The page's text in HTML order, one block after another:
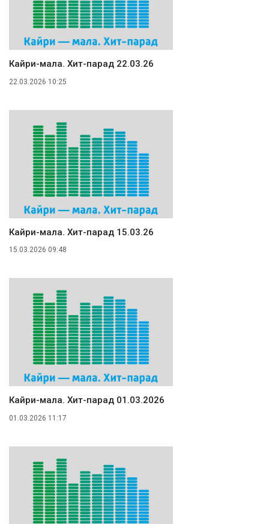
Кайри-мала. Хит-парад 22.03.26
22.03.2026 10:25
Кайри-мала. Хит-парад 15.03.26
15.03.2026 09:48
Кайри-мала. Хит-парад 01.03.2026
01.03.2026 11:17